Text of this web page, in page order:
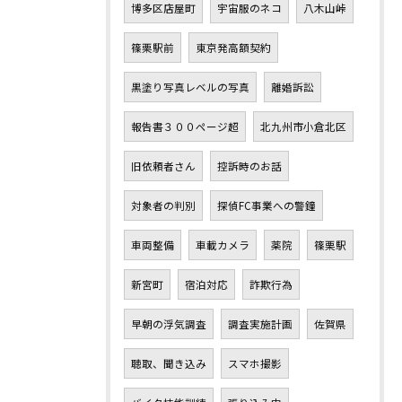
博多区店屋町 宇宙服のネコ 八木山峠
篠栗駅前 東京発高額契約
黒塗り写真レベルの写真 離婚訴訟
報告書３００ページ超 北九州市小倉北区
旧依頼者さん 控訴時のお話
対象者の判別 探偵FC事業への警鐘
車両整備 車載カメラ 薬院 篠栗駅
新宮町 宿泊対応 詐欺行為
早朝の浮気調査 調査実施計画 佐賀県
聴取、聞き込み スマホ撮影